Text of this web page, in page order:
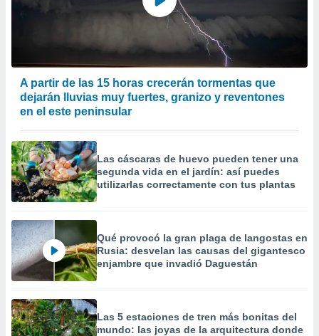
A partir de las 15 horas crecerán tormentas que
dejarán lluvias muy fuertes, granizo y reventones
en el este peninsular
Las cáscaras de huevo pueden tener una
segunda vida en el jardín: así puedes
utilizarlas correctamente con tus plantas
Qué provocó la gran plaga de langostas en
Rusia: desvelan las causas del gigantesco
enjambre que invadió Daguestán
Las 5 estaciones de tren más bonitas del
mundo: las joyas de la arquitectura donde